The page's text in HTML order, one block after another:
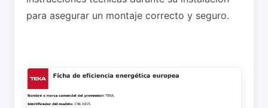
para asegurar un montaje correcto y seguro.